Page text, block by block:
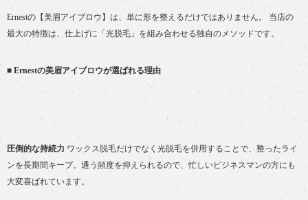
Ernestの【美眉アイブロウ】は、単に形を整えるだけではありません。 当店の
最大の特徴は、仕上げに「光脱毛」を組み合わせる独自のメソッドです。
■ Ernestの美眉アイブロウが選ばれる理由
圧倒的な持続力 ワックス脱毛だけでなく光脱毛を併用することで、整ったライ
ンを長期間キープ。通う頻度を抑えられるので、忙しいビジネスマンの方にも
大変喜ばれています。